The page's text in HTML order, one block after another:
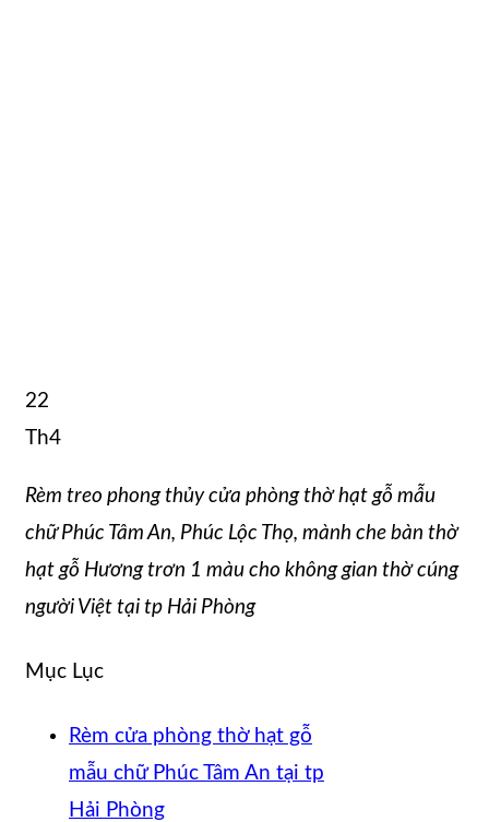
22
Th4
Rèm treo phong thủy cửa phòng thờ hạt gỗ mẫu
chữ Phúc Tâm An, Phúc Lộc Thọ, mành che bàn thờ
hạt gỗ Hương trơn 1 màu cho không gian thờ cúng
người Việt tại tp Hải Phòng
Mục Lục
Rèm cửa phòng thờ hạt gỗ
mẫu chữ Phúc Tâm An tại tp
Hải Phòng